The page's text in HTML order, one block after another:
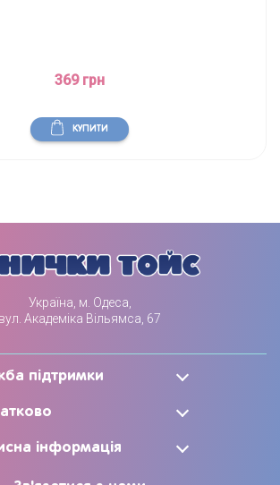
369 грн
КУПИТИ
Україна, м. Одеса,
вул. Академіка Вільямса, 67
підтримки
інформація